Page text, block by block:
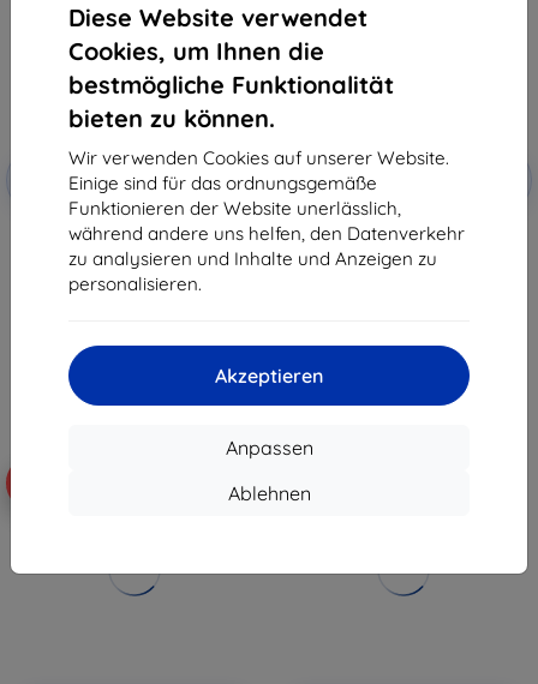
Diese Website verwendet
Cookies, um Ihnen die
bestmögliche Funktionalität
bieten zu können.
Wir verwenden Cookies auf unserer Website.
Einige sind für das ordnungsgemäße
Funktionieren der Website unerlässlich,
während andere uns helfen, den Datenverkehr
zu analysieren und Inhalte und Anzeigen zu
personalisieren.
Akzeptieren
Anpassen
Ablehnen
Rabatt
mit
Gutschein
EXTRA10
Vention Ultra Dünnes HDMI HD
Kabel 2m ALEHH (Grau)
10,90 €
9,81 €
-10%
Rabatt
mit
Gutschein
Vention Ultra dünnes HDMI HD
Kabel 1m ALEHF (grau)
11,90 €